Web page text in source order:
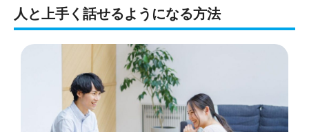
人と上手く話せるようになる方法